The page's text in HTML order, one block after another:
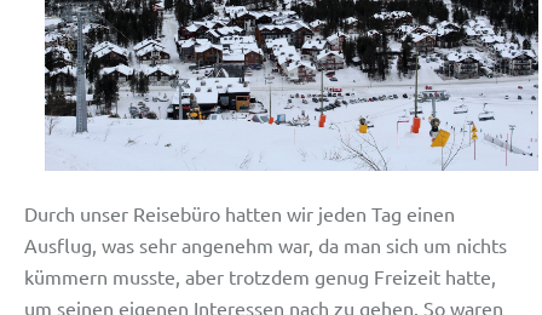
Durch unser Reisebüro hatten wir jeden Tag einen
Ausflug, was sehr angenehm war, da man sich um nichts
kümmern musste, aber trotzdem genug Freizeit hatte,
um seinen eigenen Interessen nach zu gehen. So waren